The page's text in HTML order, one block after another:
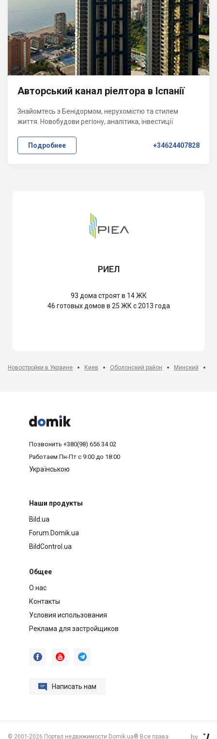
Авторський канал ріелтора в Іспанії
Знайомтесь з Бенідормом, нерухомістю та стилем
життя. Новобудови регіону, аналітика, інвестиції
Подробнее +34624407828
РИЕЛ
93 дома строят в 14 ЖК
46 готовых домов в 25 ЖК с 2013 года
Новостройки в Украине Киев Оболонский район Минский



Позвонить +380(98) 656 34 02
Работаем Пн-Пт с 9:00 до 18:00
Українською
Наши продукты
Bild.ua
Forum.Domik.ua
BildControl.ua
Общее
О нас
Контакты
Условия использования
Реклама для застройщиков
  
 Написать нам
© 2001-2026 Портал недвижимости Domik.ua® Все права by